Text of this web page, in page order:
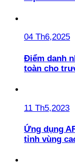
04 Th6,2025
Điểm danh
toàn cho
11 Th5,2023
Ứng dụng
tỉnh vùng